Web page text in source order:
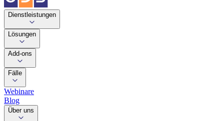
Dienstleistungen
Lösungen
Add-ons
Fälle
Webinare
Blog
Über uns